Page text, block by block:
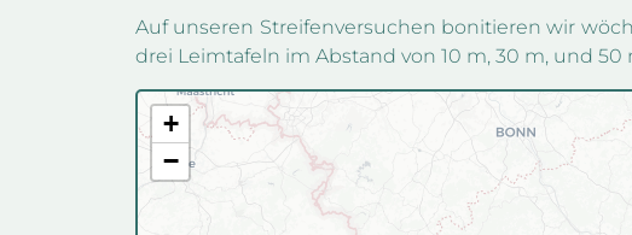
Auf unseren Streifenversuchen bonitieren wir
drei Leimtafeln im Abstand von 10 m, 30 m, und